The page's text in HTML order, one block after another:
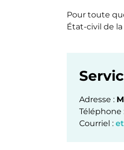
Pour toute
État-civil de